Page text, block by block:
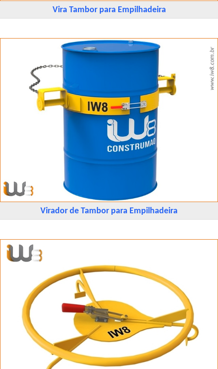
Vira Tambor para Empilhadeira
Virador de Tambor para Empilhadeira